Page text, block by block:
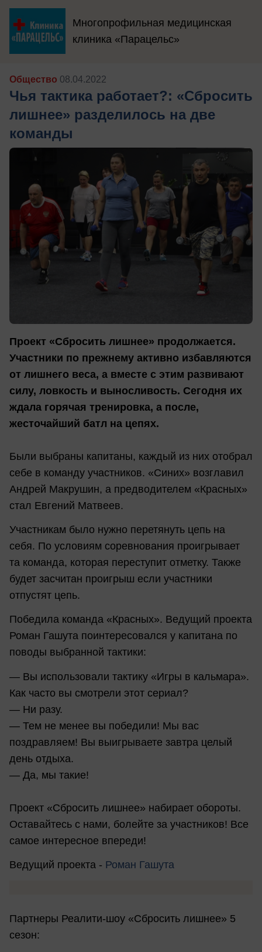
Многопрофильная медицинская
клиника «Парацельс»
Общество 08.04.2022
Чья тактика работает?: «Сбросить
лишнее» разделилось на две
команды
Проект «Сбросить лишнее» продолжается.
Участники по прежнему активно избавляются
от лишнего веса, а вместе с этим развивают
силу, ловкость и выносливость. Сегодня их
ждала горячая тренировка, а после,
жесточайший батл на цепях.
Были выбраны капитаны, каждый из них отобрал
себе в команду участников. «Синих» возглавил
Андрей Макрушин, а предводителем «Красных»
стал Евгений Матвеев.
Участникам было нужно перетянуть цепь на
себя. По условиям соревнования проигрывает
та команда, которая переступит отметку. Также
будет засчитан проигрыш если участники
отпустят цепь.
Победила команда «Красных». Ведущий проекта
Роман Гашута поинтересовался у капитана по
поводы выбранной тактики:
— Вы использовали тактику «Игры в кальмара».
Как часто вы смотрели этот сериал?
— Ни разу.
— Тем не менее вы победили! Мы вас
поздравляем! Вы выигрываете завтра целый
день отдыха.
— Да, мы такие!
Проект «Сбросить лишнее» набирает обороты.
Оставайтесь с нами, болейте за участников! Все
самое интересное впереди!
Ведущий проекта - Роман Гашута
Партнеры Реалити-шоу «Сбросить лишнее» 5
сезон: